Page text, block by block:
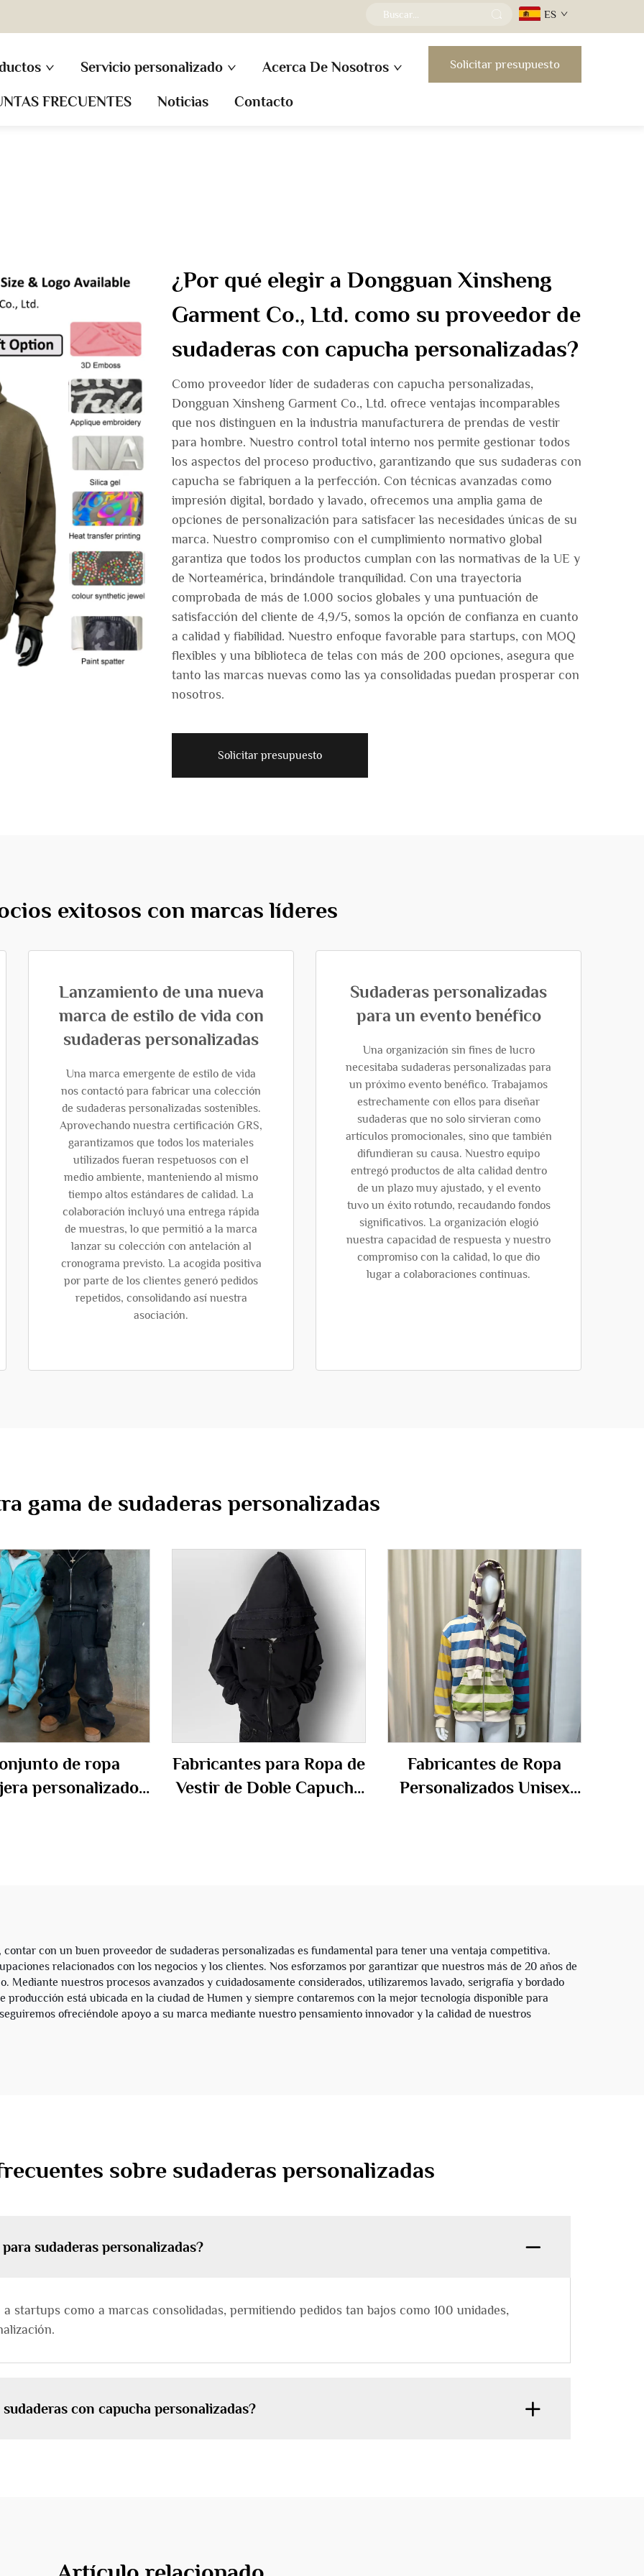
ES
Servicio personalizado Acerca De Nosotros
FRECUENTES Noticias Contacto
Solicitar presupuesto
¿Por qué elegir a Dongguan Xinsheng
Garment Co., Ltd. como su proveedor de
sudaderas con capucha personalizadas?
Como proveedor líder de sudaderas con capucha personalizadas,
Dongguan Xinsheng Garment Co., Ltd. ofrece ventajas incomparables
que nos distinguen en la industria manufacturera de prendas de vestir
para hombre. Nuestro control total interno nos permite gestionar todos
los aspectos del proceso productivo, garantizando que sus sudaderas con
capucha se fabriquen a la perfección. Con técnicas avanzadas como
impresión digital, bordado y lavado, ofrecemos una amplia gama de
opciones de personalización para satisfacer las necesidades únicas de su
marca. Nuestro compromiso con el cumplimiento normativo global
garantiza que todos los productos cumplan con las normativas de la UE y
de Norteamérica, brindándole tranquilidad. Con una trayectoria
comprobada de más de 1.000 socios globales y una puntuación de
satisfacción del cliente de 4,9/5, somos la opción de confianza en cuanto
a calidad y fiabilidad. Nuestro enfoque favorable para startups, con MOQ
flexibles y una biblioteca de telas con más de 200 opciones, asegura que
tanto las marcas nuevas como las ya consolidadas puedan prosperar con
nosotros.
Solicitar presupuesto
exitosos con marcas líderes
Lanzamiento de una nueva
marca de estilo de vida con
sudaderas personalizadas
Una marca emergente de estilo de vida
nos contactó para fabricar una colección
de sudaderas personalizadas sostenibles.
Aprovechando nuestra certificación GRS,
garantizamos que todos los materiales
utilizados fueran respetuosos con el
medio ambiente, manteniendo al mismo
tiempo altos estándares de calidad. La
colaboración incluyó una entrega rápida
de muestras, lo que permitió a la marca
lanzar su colección con antelación al
cronograma previsto. La acogida positiva
por parte de los clientes generó pedidos
repetidos, consolidando así nuestra
asociación.
Sudaderas personalizadas
para un evento benéfico
Una organización sin fines de lucro
necesitaba sudaderas personalizadas para
un próximo evento benéfico. Trabajamos
estrechamente con ellos para diseñar
sudaderas que no solo sirvieran como
artículos promocionales, sino que también
difundieran su causa. Nuestro equipo
entregó productos de alta calidad dentro
de un plazo muy ajustado, y el evento
tuvo un éxito rotundo, recaudando fondos
significativos. La organización elogió
nuestra capacidad de respuesta y nuestro
compromiso con la calidad, lo que dio
lugar a colaboraciones continuas.
gama de sudaderas personalizadas
de ropa
personalizado,
pantalones y
con capucha,
para hombre
Fabricantes para Ropa de
Vestir de Doble Capucha
Fabricantes de Ropa
Personalizados Unisex
con un buen proveedor de sudaderas personalizadas es fundamental para tener una ventaja competitiva.
relacionados con los negocios y los clientes. Nos esforzamos por garantizar que nuestros más de 20 años de
Mediante nuestros procesos avanzados y cuidadosamente considerados, utilizaremos lavado, serigrafía y bordado
está ubicada en la ciudad de Humen y siempre contaremos con la mejor tecnología disponible para
ofreciéndole apoyo a su marca mediante nuestro pensamiento innovador y la calidad de nuestros
sobre sudaderas personalizadas
sudaderas personalizadas?
startups como a marcas consolidadas, permitiendo pedidos tan bajos como 100 unidades,
con capucha personalizadas?